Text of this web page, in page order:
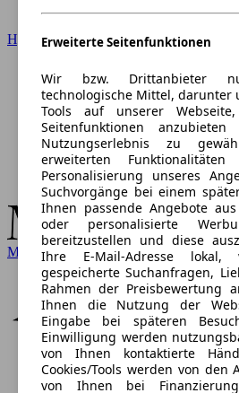
Hyundai
Mercedes-Benz
Erweiterte Seitenfunktionen
Wir bzw. Drittanbieter
technologische Mittel, darunter
Tools auf unserer
Seitenfunktionen
Nutzungserlebnis zu
erweiterten
Personalisierung unseres
Suchvorgänge bei einem
Ihnen passende Angebote
oder personalisierte
bereitzustellen und diese
Ihre E-Mail-Adresse
gespeicherte Suchanfragen,
Rahmen der Preisbewertung
Ihnen die Nutzung der
Eingabe bei späteren
Einwilligung werden
von Ihnen kontaktierte
Cookies/Tools werden von den
von Ihnen bei